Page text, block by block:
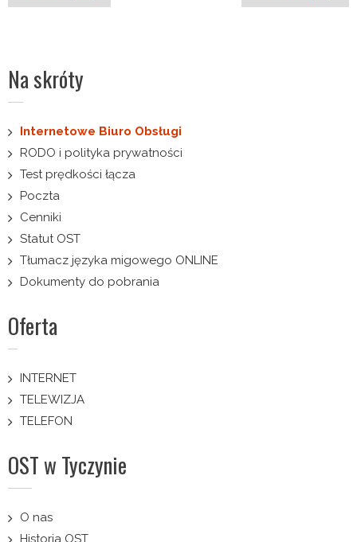
Na skróty
Internetowe Biuro Obsługi
RODO i polityka prywatności
Test prędkości łącza
Poczta
Cenniki
Statut OST
Tłumacz języka migowego ONLINE
Dokumenty do pobrania
Oferta
INTERNET
TELEWIZJA
TELEFON
OST w Tyczynie
O nas
Historia OST